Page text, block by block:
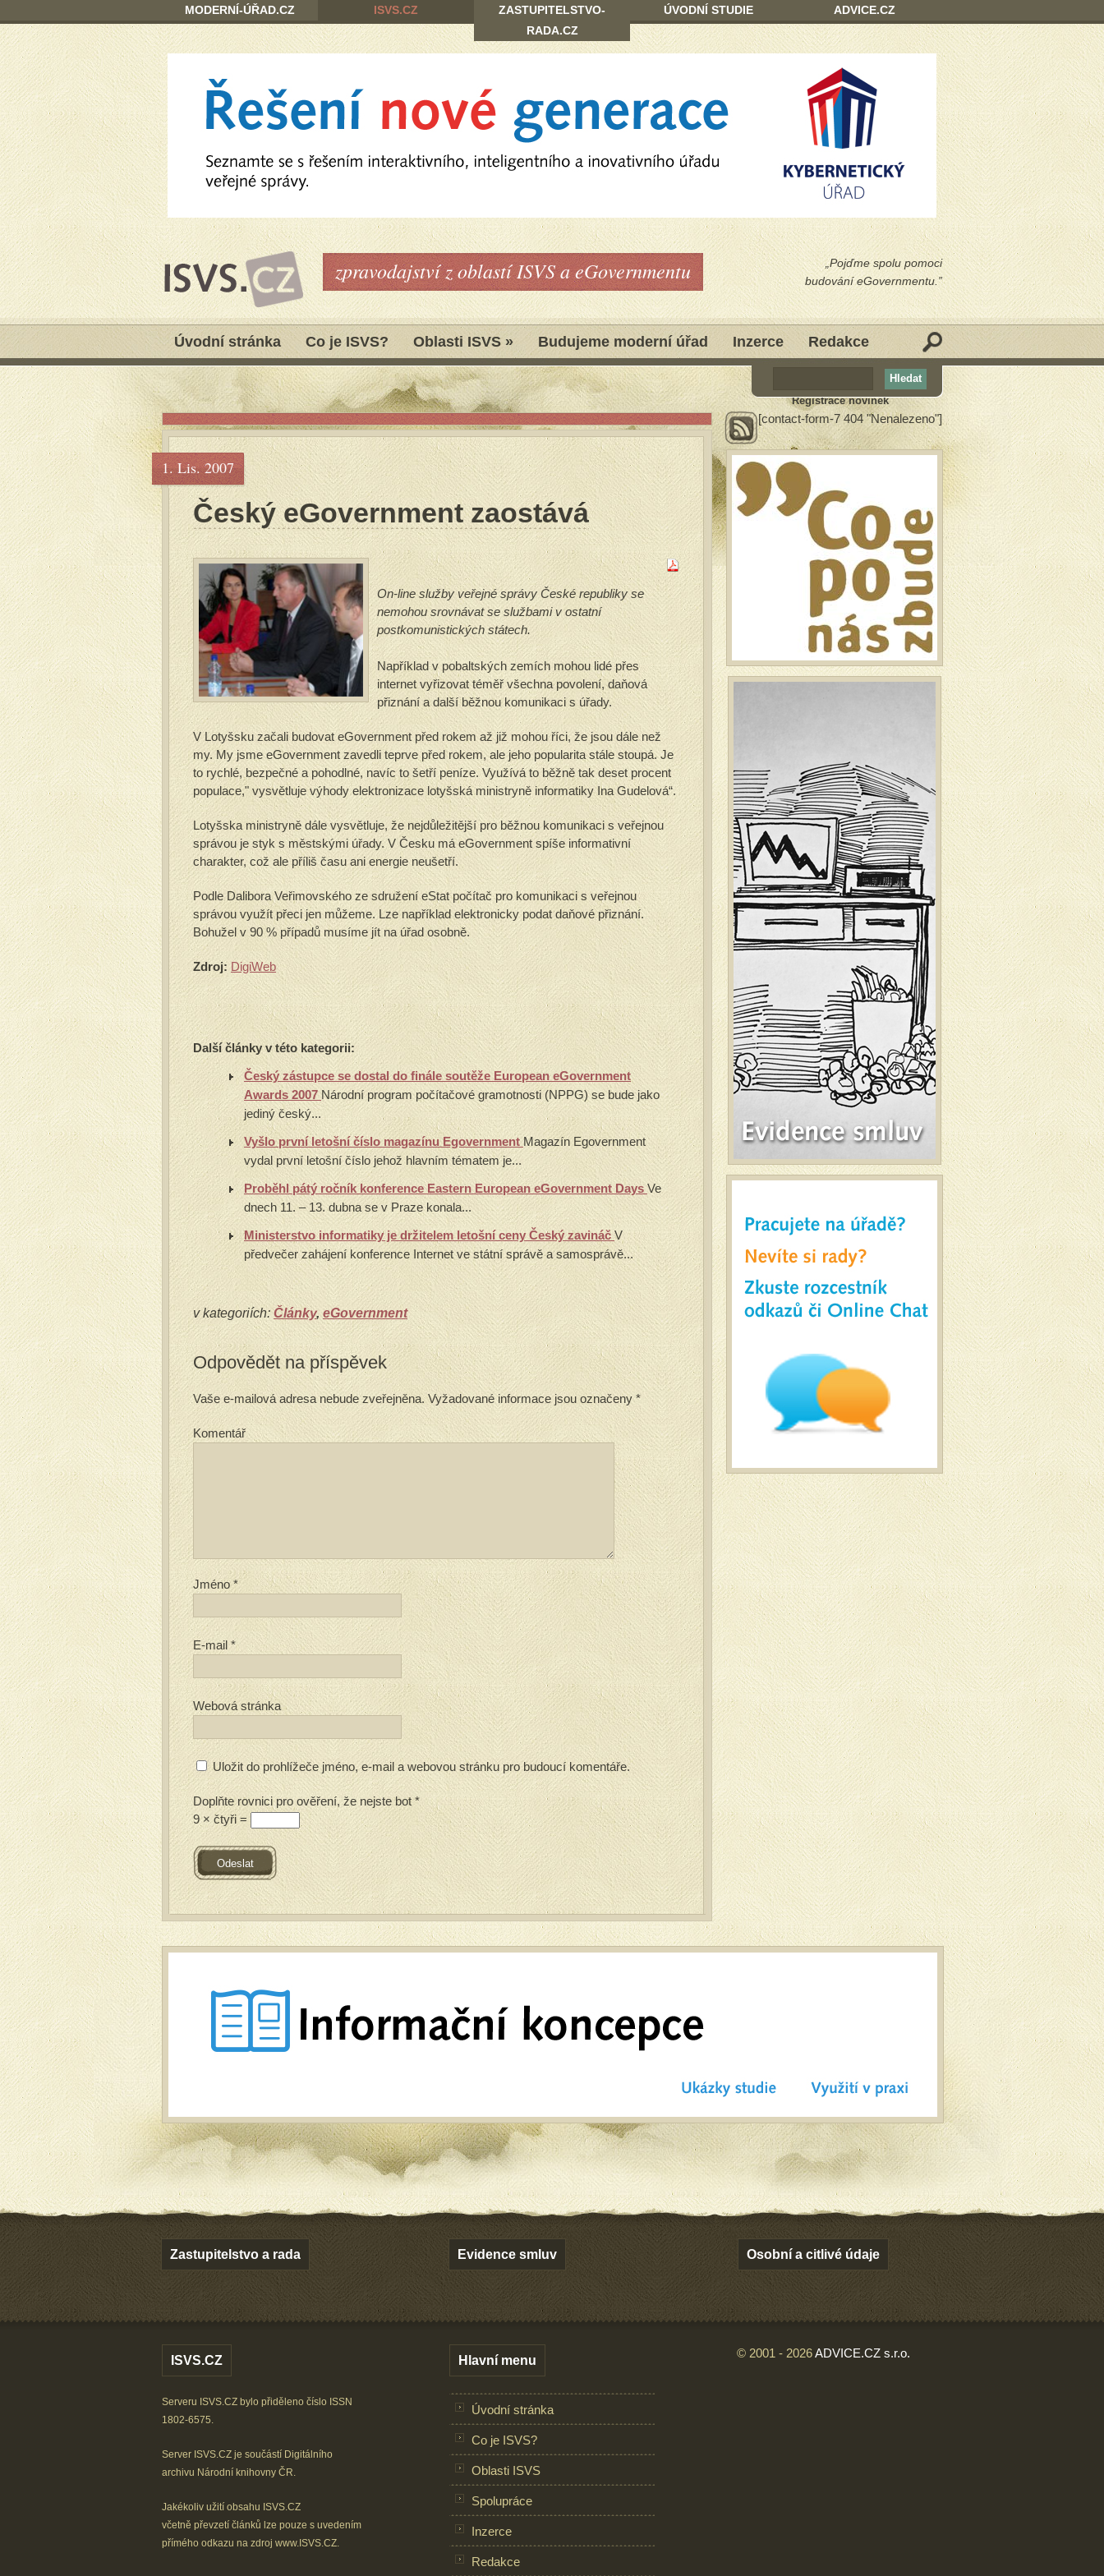
„Pojďme spolu pomoci
budování eGovernmentu.”
zpravodajství z oblastí ISVS a eGovernmentu
Úvodní stránka Co je ISVS? Oblasti ISVS » Budujeme moderní úřad Inzerce Redakce
1. Lis. 2007
Český eGovernment zaostává
On-line služby veřejné správy České republiky se
nemohou srovnávat se službami v ostatní
postkomunistických státech.
Například v pobaltských zemích mohou lidé přes
internet vyřizovat téměř všechna povolení, daňová
přiznání a další běžnou komunikaci s úřady.
V Lotyšsku začali budovat eGovernment před rokem až již mohou říci, že jsou dále než
my. My jsme eGovernment zavedli teprve před rokem, ale jeho popularita stále stoupá. Je
to rychlé, bezpečné a pohodlné, navíc to šetří peníze. Využívá to běžně tak deset procent
populace," vysvětluje výhody elektronizace lotyšská ministryně informatiky Ina Gudelová“.
Lotyšska ministryně dále vysvětluje, že nejdůležitější pro běžnou komunikaci s veřejnou
správou je styk s městskými úřady. V Česku má eGovernment spíše informativní
charakter, což ale příliš času ani energie neušetří.
Podle Dalibora Veřimovského ze sdružení eStat počítač pro komunikaci s veřejnou
správou využít přeci jen můžeme. Lze například elektronicky podat daňové přiznání.
Bohužel v 90 % případů musíme jít na úřad osobně.
Zdroj: DigiWeb
Další články v této kategorii:
Český zástupce se dostal do finále soutěže European eGovernment
Awards 2007 Národní program počítačové gramotnosti (NPPG) se bude jako
jediný český...
Vyšlo první letošní číslo magazínu EgovernmentMagazín Egovernment
vydal první letošní číslo jehož hlavním tématem je...
Proběhl pátý ročník konference Eastern European eGovernment Days Ve
dnech 11. – 13. dubna se v Praze konala...
Ministerstvo informatiky je držitelem letošní ceny Český zavináčV
předvečer zahájení konference Internet ve státní správě a samosprávě...
v kategoriích: Články, eGovernment
Odpovědět na příspěvek
Vaše e-mailová adresa nebude zveřejněna. Vyžadované informace jsou označeny*
Komentář
Jméno*
E-mail *
Webová stránka
Uložit do prohlížeče jméno, e-mail a webovou stránku pro budoucí komentáře.
Doplňte rovnici pro ověření, že nejste bot *
9 × čtyři =
Registrace novinek
[contact-form-7 404 "Nenalezeno"]
Zastupitelstvo a rada Evidence smluv Osobní a citlivé údaje
ISVS.CZ
Serveru ISVS.CZ bylo přiděleno číslo ISSN
1802-6575.
Server ISVS.CZ je součástí Digitálního
archivu Národní knihovny ČR.
Jakékoliv užití obsahu ISVS.CZ
včetně převzetí článků lze pouze s uvedením
přímého odkazu na zdroj www.ISVS.CZ.
Hlavní menu
Úvodní stránka
Co je ISVS?
Oblasti ISVS
Spolupráce
Inzerce
Redakce
© 2001 - 2026ADVICE.CZ s.r.o.
MODERNÍ-ÚŘAD.CZ ISVS.CZ
ZASTUPITELSTVO-
RADA.CZ
ÚVODNÍ STUDIE ADVICE.CZ